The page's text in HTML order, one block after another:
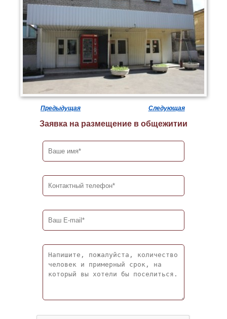
Предыдущая Следующая
Заявка на размещение в общежитии